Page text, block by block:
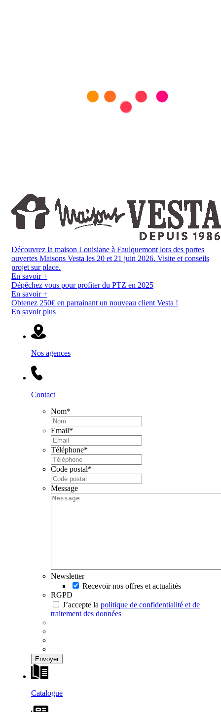
Découvrez la maison Louisiane à Faulquemont lors des portes
ouvertes Maisons Vesta les 20 et 21 juin 2026. Visite et conseils
projet sur place.
En savoir +
Dépêchez vous pour profiter du PTZ en 2025
En savoir +
Obtenez 250€ en parrainant un nouveau client Vesta !
En savoir plus
Nos agences
Contact
Nom*
Email*
Téléphone*
Code postal*
Message
Newsletter
Recevoir nos offres et actualités
RGPD
J’accepte la politique de confidentialité et de
traitement des données
Catalogue